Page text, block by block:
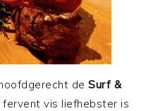
deSurf &
vis liefhebster is